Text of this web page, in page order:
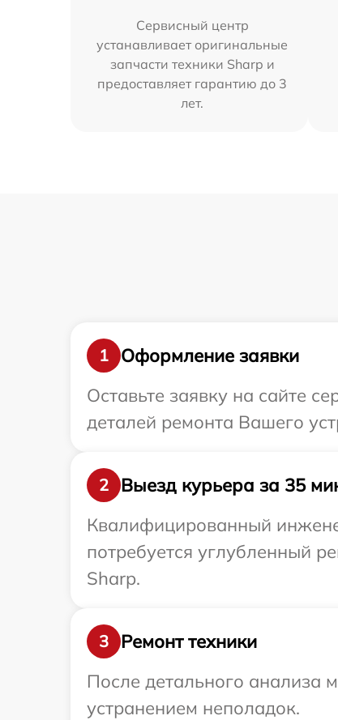
Сервисный центр
устанавливает оригинальные
запчасти техники Sharp и
предоставляет гарантию до 3
лет.
1
Оформление заявки
Оставьте заявку на сайте
деталей ремонта Вашего
2
Выезд курьера за 35
Квалифицированный
потребуется углубленный
Sharp.
3
Ремонт техники
После детального анализа
устранением неполадок.